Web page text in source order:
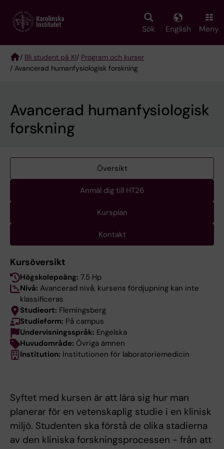
main
Sök English Meny
Breadcrumb
/ Bli student på KI/ Program och kurser
/ Avancerad humanfysiologisk forskning
Avancerad humanfysiologisk
forskning
Översikt
Anmäl dig till HT26
Kursplan
Kontakt
Kursöversikt
Högskolepoäng: 7.5 Hp
Nivå: Avancerad nivå, kursens fördjupning kan inte
klassificeras
Studieort: Flemingsberg
Studieform: På campus
Undervisningsspråk: Engelska
Huvudområde: Övriga ämnen
Institution: Institutionen för laboratoriemedicin
Syftet med kursen är att lära sig hur man
planerar för en vetenskaplig studie i en klinisk
miljö. Studenten ska förstå de olika stadierna
av den kliniska forskningsprocessen - från att